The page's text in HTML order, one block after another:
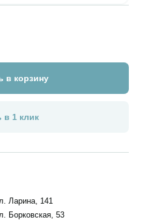
в корзину
в 1 клик
Ларина, 141
Борковская, 53